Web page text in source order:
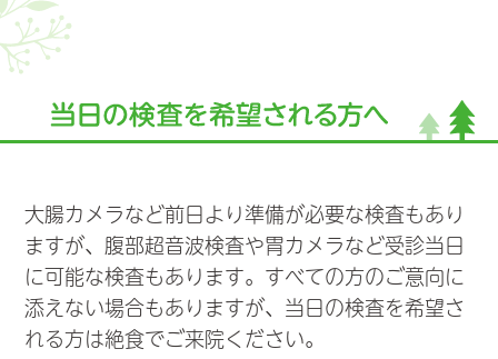
大腸カメラなど前日より準備が必要な検査もあり
ますが、腹部超音波検査や胃カメラなど受診当日
に可能な検査もあります。すべての方のご意向に
添えない場合もありますが、当日の検査を希望さ
れる方は絶食でご来院ください。